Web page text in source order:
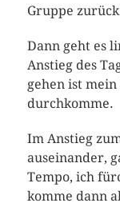
Gruppe
Dann geht es
Anstieg des
gehen ist
durchkomme.
Im Anstieg
auseinander,
Tempo, ich
komme dann